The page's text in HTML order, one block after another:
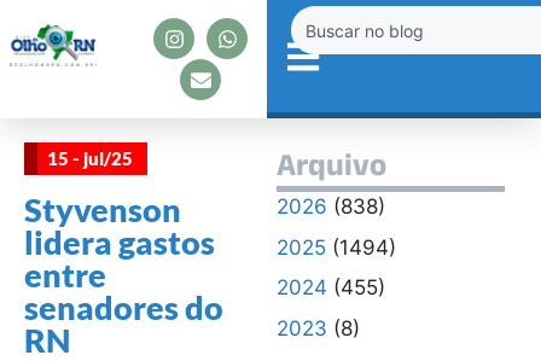
15 - jul/25
Styvenson
lidera gastos
entre
senadores do
RN
Arquivo
2026 (838)
2025(1494)
2024 (455)
2023 (8)